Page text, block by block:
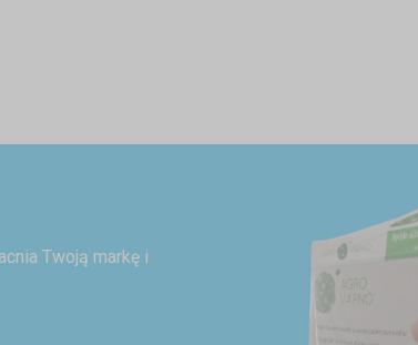
Twoją markę i